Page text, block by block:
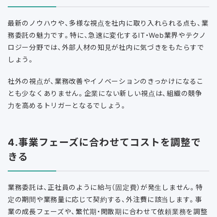
最新のノウハウや、多様な視点を社内に取り入れられる点も、業
務委託の魅力です。特に、急速に変化するIT・Web業界やテクノ
ロジー分野では、外部人材の知見が社内に気づきをもたらすで
しょう。
社外の視点が、業務改善やイノベーションのきっかけになるこ
とも少なくありません。 企業にない新しい視点は、組織の競争
力を高めるトリガーとなるでしょう。
4.事業フェーズに合わせてコストを調整で
きる
業務委託は、正社員のように給与（固定費）が発生しません。特
定の期間や業務量に応じて契約する、外注費に該当します。事
業の成長フェーズや、繁忙期・閑散期に合わせて依頼業務を調整